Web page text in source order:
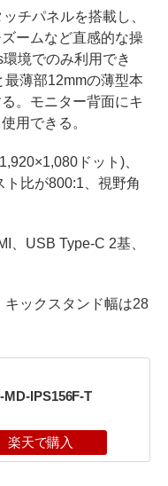
チパネルを搭載し、
ームなど直感的な操
境でのみ利用でき
薄部12mmの薄型本
。モニター背面にキ
用できる。
ドット)、
比が800:1、視野角
USB Type-C 2基、
ックスタンド幅は28
IPS156F-T
楽天で購入